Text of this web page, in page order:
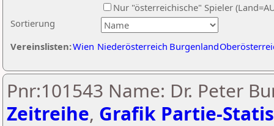
Sortierung
Nur "österreichische" Spieler
Vereinslisten:Wien Niederösterreich Burgenland
Pnr:101543 Name: Dr. Peter
Zeitreihe, Grafik Partie-